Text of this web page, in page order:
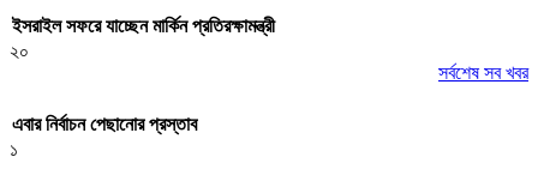
ইসরাইল সফরে যাচ্ছেন মার্কিন প্রতিরক্ষামন্ত্রী
২০
সর্বশেষ সব খবর
এবার নির্বাচন পেছানোর প্রস্তাব
১